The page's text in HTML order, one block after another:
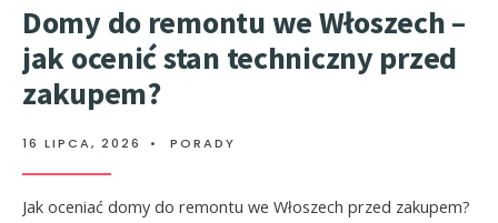
Domy do remontu we Włoszech –
jak ocenić stan techniczny przed
zakupem?
16 LIPCA, 2026 • PORADY
Jak oceniać domy do remontu we Włoszech przed zakupem?